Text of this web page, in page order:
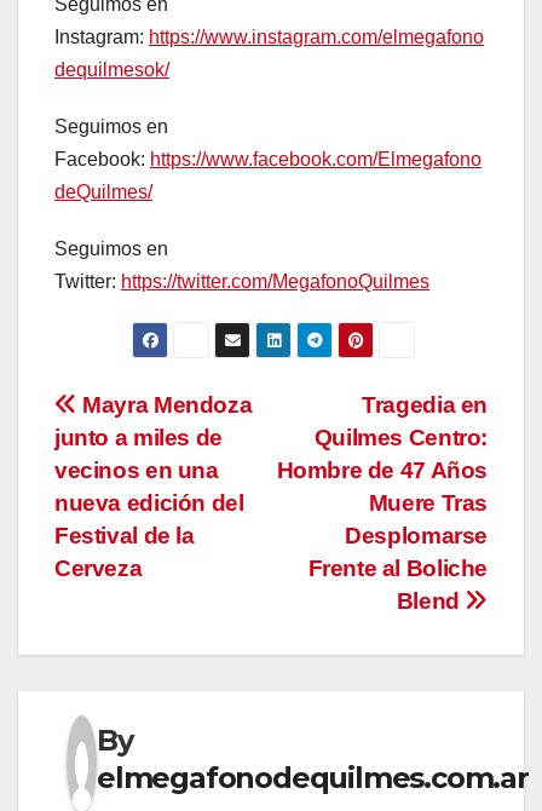
Seguimos en
Instagram: https://www.instagram.com/elmegafono
dequilmesok/
Seguimos en
Facebook: https://www.facebook.com/Elmegafono
deQuilmes/
Seguimos en
Twitter: https://twitter.com/MegafonoQuilmes
Navegación
de
entradas
Tragedia en
Quilmes Centro:
Hombre de 47 Años
Muere Tras
Desplomarse
Frente al Boliche
Blend
Mayra Mendoza
junto a miles de
vecinos en una
nueva edición del
Festival de la
Cerveza
By
elmegafonodequilmes.com.ar